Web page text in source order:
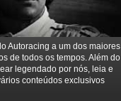
Autoracing a um dos maiores
de todos os tempos. Além do
legendado por nós, leia e
conteúdos exclusivos